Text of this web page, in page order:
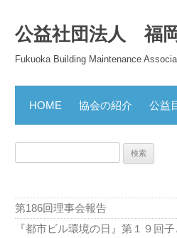
公益社団法人 福
Fukuoka Building Maintenance
HOME 協会の紹介 公益
第186回理事会報告
『都市ビル環境の日』第１９回